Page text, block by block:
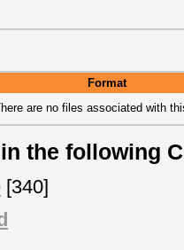
Format
are no files associated with
the following
[340]